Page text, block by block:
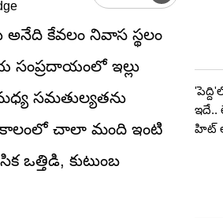
అనేది కేవలం నివాస స్థలం
సంప్రదాయంలో ఇల్లు
మధ్య సమతుల్యతను
కాలంలో చాలా మంది ఇంటి
ఒత్తిడి, కుటుంబ
ఇదే..
హిట్